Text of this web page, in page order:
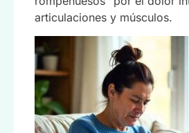
articulaciones y músculos.